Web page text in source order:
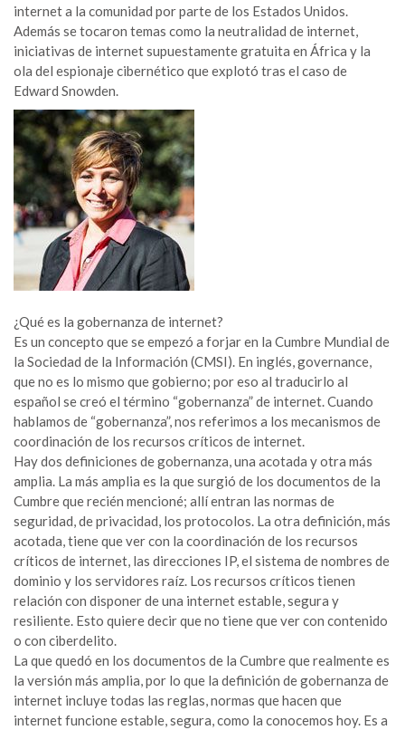
internet a la comunidad por parte de los Estados Unidos.
Además se tocaron temas como la neutralidad de internet,
iniciativas de internet supuestamente gratuita en África y la
ola del espionaje cibernético que explotó tras el caso de
Edward Snowden.
¿Qué es la gobernanza de internet?
Es un concepto que se empezó a forjar en la Cumbre Mundial de
la Sociedad de la Información (CMSI). En inglés, governance,
que no es lo mismo que gobierno; por eso al traducirlo al
español se creó el término “gobernanza” de internet. Cuando
hablamos de “gobernanza”, nos referimos a los mecanismos de
coordinación de los recursos críticos de internet.
Hay dos definiciones de gobernanza, una acotada y otra más
amplia. La más amplia es la que surgió de los documentos de la
Cumbre que recién mencioné; allí entran las normas de
seguridad, de privacidad, los protocolos. La otra definición, más
acotada, tiene que ver con la coordinación de los recursos
críticos de internet, las direcciones IP, el sistema de nombres de
dominio y los servidores raíz. Los recursos críticos tienen
relación con disponer de una internet estable, segura y
resiliente. Esto quiere decir que no tiene que ver con contenido
o con ciberdelito.
La que quedó en los documentos de la Cumbre que realmente es
la versión más amplia, por lo que la definición de gobernanza de
internet incluye todas las reglas, normas que hacen que
internet funcione estable, segura, como la conocemos hoy. Es a